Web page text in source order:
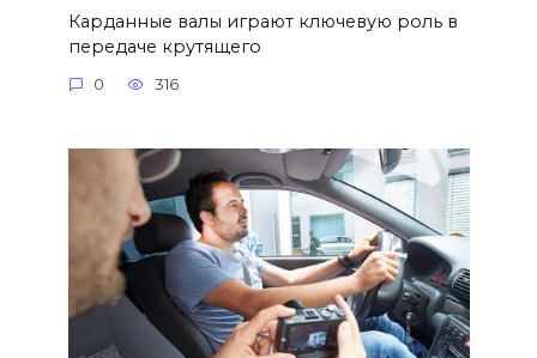
Карданные валы играют ключевую роль в
передаче крутящего
0 316